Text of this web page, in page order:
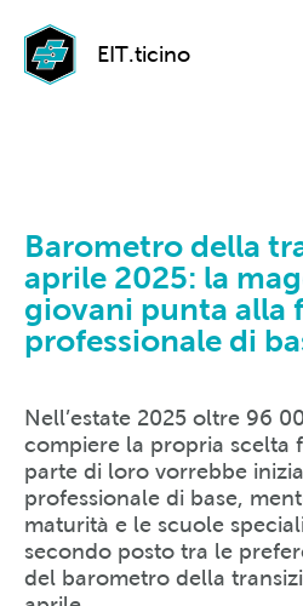
EIT.ticino
Barometro della
aprile 2025: la
giovani punta alla
professionale di
Nell’estate 2025 oltre 96
compiere la propria scelta
parte di loro vorrebbe
professionale di base,
maturità e le scuole
secondo posto tra le
del barometro della